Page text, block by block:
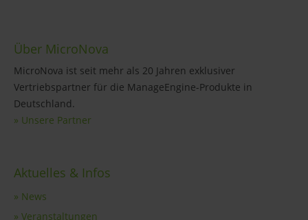
Über MicroNova
MicroNova ist seit mehr als 20 Jahren exklusiver
Vertriebspartner für die ManageEngine-Produkte in
Deutschland.
» Unsere Partner
Aktuelles & Infos
» News
» Veranstaltungen